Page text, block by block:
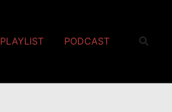
PLAYLIST PODCAST